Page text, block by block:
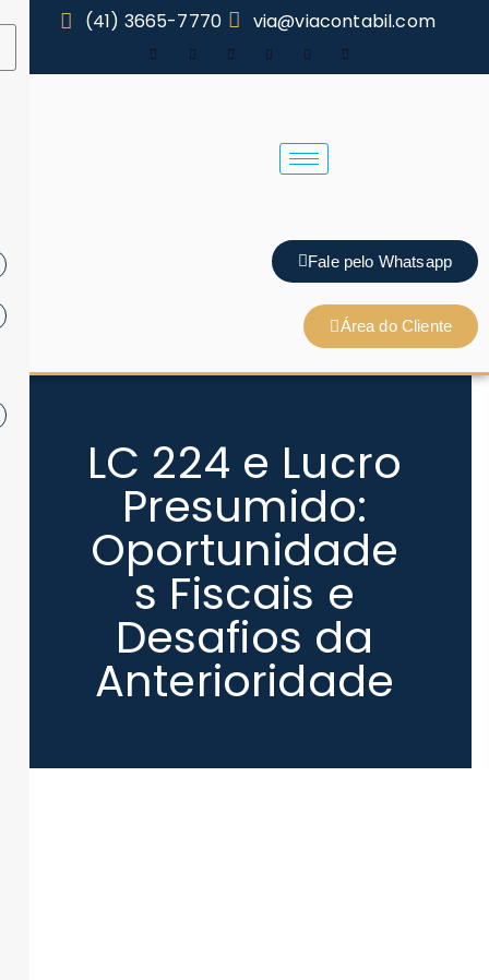
(41) 3665-7770 via@viacontabil.com
Fale pelo Whatsapp
Área do Cliente
LC 224 e Lucro
Presumido:
Oportunidade
s Fiscais e
Desafios da
Anterioridade